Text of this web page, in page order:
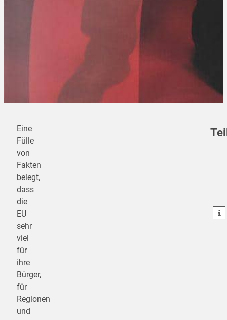
Eine
Fülle
von
Fakten
belegt,
dass
die
EU
sehr
viel
für
ihre
Bürger,
für
Regionen
und
teilen